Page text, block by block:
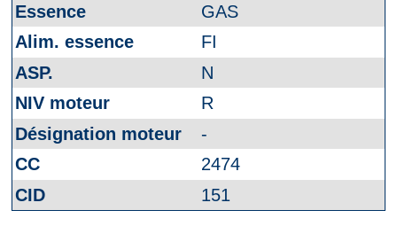
GAS
FI
N
R
-
2474
151